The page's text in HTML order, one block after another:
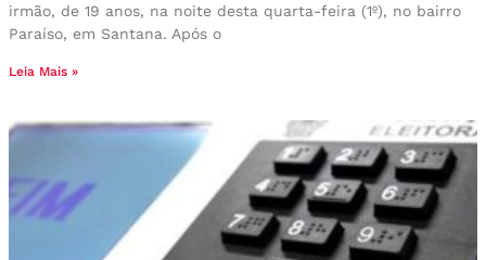
irmão, de 19 anos, na noite desta quarta-feira (1º), no bairro
Paraíso, em Santana. Após o
Leia Mais »